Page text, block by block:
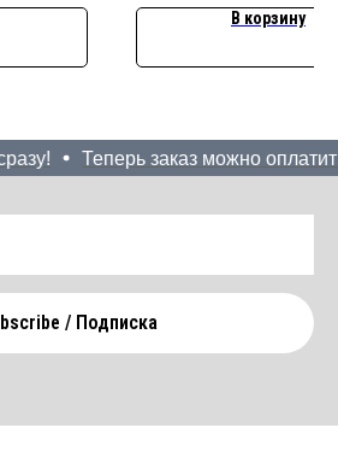
В корзину
Теперь заказ можно
/ Подписка